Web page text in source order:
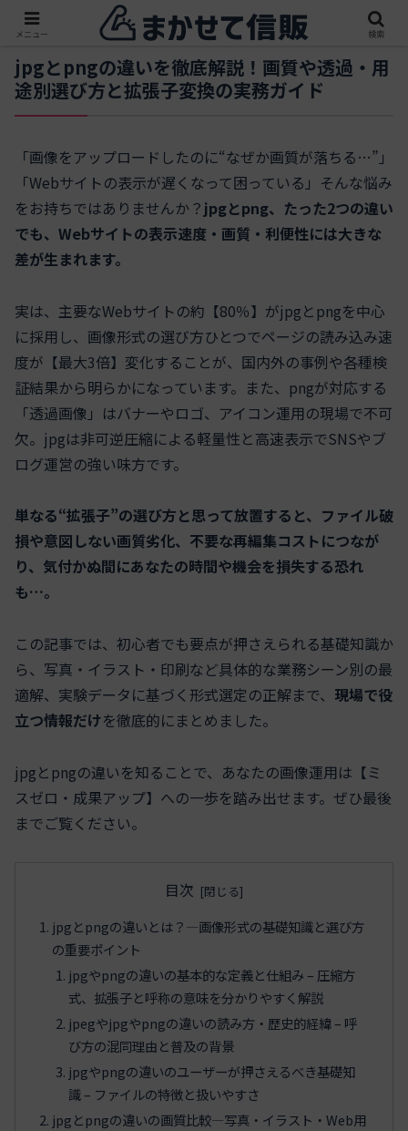
jpgとpngの違いを徹底解説！画質や透過・用
途別選び方と拡張子変換の実務ガイド
「画像をアップロードしたのに“なぜか画質が落ちる…”」
「Webサイトの表示が遅くなって困っている」そんな悩み
をお持ちではありませんか？ jpgとpng、たった2つの違い
でも、Webサイトの表示速度・画質・利便性には大きな
差が生まれます。
実は、主要なWebサイトの約【80％】がjpgとpngを中心
に採用し、画像形式の選び方ひとつでページの読み込み速
度が【最大3倍】変化することが、国内外の事例や各種検
証結果から明らかになっています。また、pngが対応する
「透過画像」はバナーやロゴ、アイコン運用の現場で不可
欠。jpgは非可逆圧縮による軽量性と高速表⽰でSNSやブ
ログ運営の強い味方です。
単なる“拡張子”の選び方と思って放置すると、ファイル破
損や意図しない画質劣化、不要な再編集コストにつなが
り、気付かぬ間にあなたの時間や機会を損失する恐れ
も…。
この記事では、初心者でも要点が押さえられる基礎知識か
ら、写真・イラスト・印刷など具体的な業務シーン別の最
適解、実験データに基づく形式選定の正解まで、 現場で役
立つ情報だけを徹底的にまとめました。
jpgとpngの違いを知ることで、あなたの画像運用は【ミ
スゼロ・成果アップ】への一歩を踏み出せます。ぜひ最後
までご覧ください。
目次
jpgとpngの違いとは？—画像形式の基礎知識と選び方
の重要ポイント
jpgやpngの違いの基本的な定義と仕組み – 圧縮方
式、拡張子と呼称の意味を分かりやすく解説
jpegやjpgやpngの違いの読み方・歴史的経緯 – 呼
び方の混同理由と普及の背景
jpgやpngの違いのユーザーが押さえるべき基礎知
識 – ファイルの特徴と扱いやすさ
jpgとpngの違いの画質比較—写真・イラスト・Web用
メニュー 検索